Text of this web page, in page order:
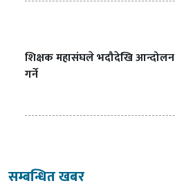
शिक्षक महासंघले भदौदेखि आन्दोलन
गर्ने
सम्बन्धित खबर